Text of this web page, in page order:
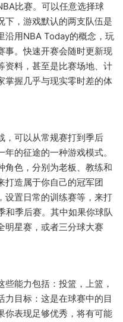
比赛。可以任意选择球
下，游戏默认的两支队伍是
沿用NBA Today的概念，玩
事。快速开赛会随时更新现
资料，甚至是比赛场地、计
掌握几乎与现实零时差的体
，可以从常规赛打到季后
的征途的一种游戏模式。
角色，分别为老板、教练和
打造属于你自己的冠军团
设置日常的训练赛等，来打
和季后赛。其中如果你球队
明星赛，或者三分球大赛
能力包括：投篮，上篮，
力目标：这是在球赛中的目
你表现足够优秀，将有可能